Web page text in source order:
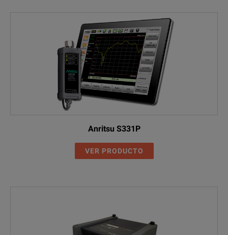
Anritsu S331P
VER PRODUCTO